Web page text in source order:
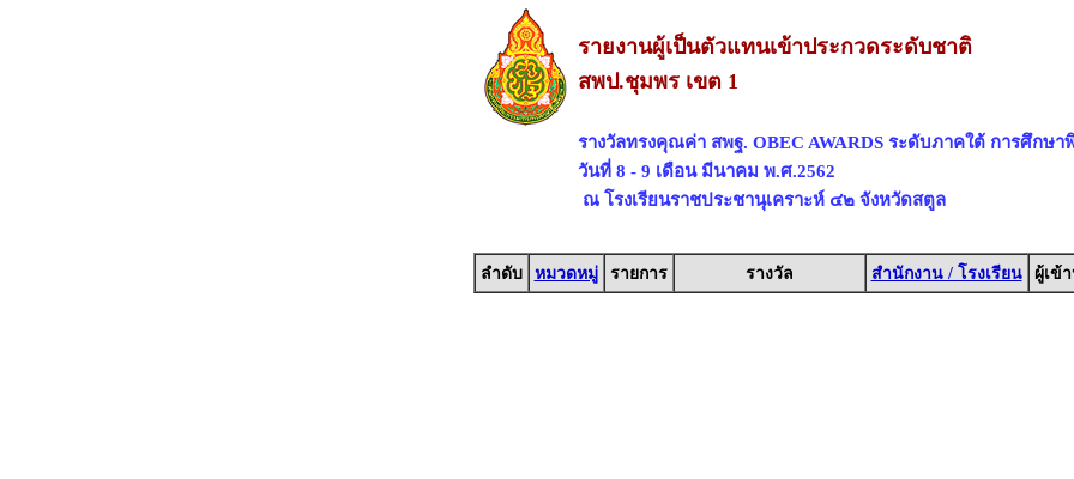
รายงานผู้เป็นตัวแทนเข้าประกวดระดับชาติ
สพป.ชุมพร เขต 1
รางวัลทรงคุณค่า สพฐ. OBEC AWARDS ระดับภาคใต้ การศึกษา
วันที่ 8 - 9 เดือน มีนาคม พ.ศ.2562
ณ โรงเรียนราชประชานุเคราะห์ ๔๒ จังหวัดสตูล
ลำดับ หมวดหมู่ รายการ รางวัล สำนักงาน / โรงเรียน ผู้เข้